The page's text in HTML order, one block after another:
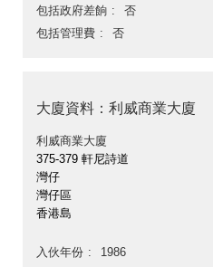
包括政府差餉
否
包括管理費
否
大廈資料：利威商業大廈
利威商業大廈
375-379 軒尼詩道
灣仔
灣仔區
香港島
入伙年份
1986